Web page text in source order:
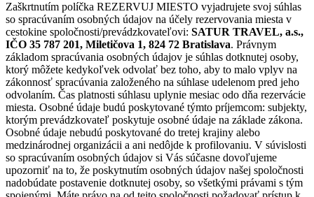
Zaškrtnutím políčka REZERVUJ MIESTO vyjadrujete svoj súhlas
so spracúvaním osobných údajov na účely rezervovania miesta v
cestokine spoločnosti/prevádzkovateľovi: SATUR TRAVEL, a.s.,
IČO 35 787 201, Miletičova 1, 824 72 Bratislava. Právnym
základom spracúvania osobných údajov je súhlas dotknutej osoby,
ktorý môžete kedykoľvek odvolať bez toho, aby to malo vplyv na
zákonnosť spracúvania založeného na súhlase udelenom pred jeho
odvolaním. Čas platnosti súhlasu uplynie mesiac odo dňa rezervácie
miesta. Osobné údaje budú poskytované týmto príjemcom: subjekty,
ktorým prevádzkovateľ poskytuje osobné údaje na základe zákona.
Osobné údaje nebudú poskytované do tretej krajiny alebo
medzinárodnej organizácii a ani nedôjde k profilovaniu. V súvislosti
so spracúvaním osobných údajov si Vás súčasne dovoľujeme
upozorniť na to, že poskytnutím osobných údajov našej spoločnosti
nadobúdate postavenie dotknutej osoby, so všetkými právami s tým